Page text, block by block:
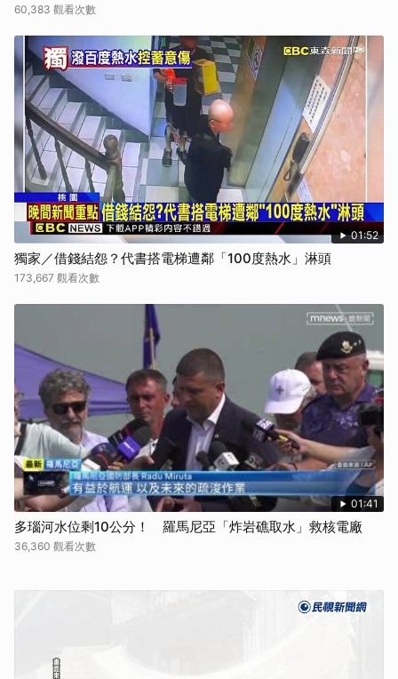
60,383 觀看次數
01:52
獨家／借錢結怨？代書搭電梯遭鄰「100度熱水」淋頭
173,667 觀看次數
01:41
多瑙河水位剩10公分！ 羅馬尼亞「炸岩礁取水」救核電廠
36,360 觀看次數